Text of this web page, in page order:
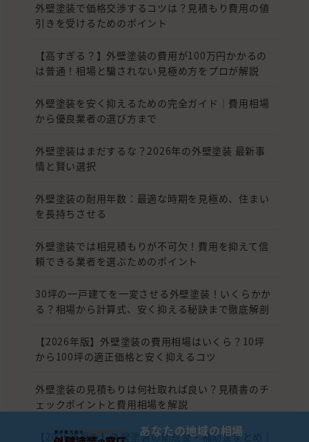
外壁塗装で価格交渉するコツは？見積もり費用の値
引きを受けるためのポイント
【高すぎる？】外壁塗装の費用が100万円かかるの
は普通！相場と騙されない見極め方をプロが解説
外壁塗装を安く抑えるための完全ガイド｜費用相場
から優良業者の選び方まで
外壁塗装はまだするな？2026年の外壁塗装 最新事
情と賢い選択
外壁塗装の耐用年数：最適な時期を見極め、住まい
を長持ちさせる
外壁塗装では相見積もりが不可欠！費用を抑えて信
頼できる業者を選ぶためのポイント
30坪の一戸建てを一変させる外壁塗装！いくらかか
る？相場から計算式、安く抑える秘訣まで徹底解剖
【2026年版】外壁塗装の費用相場はいくら？10坪
から100坪の適正価格と安く抑えるコツ
外壁塗装の見積もりは何社取れば良い？見積書のチ
ェックポイントと費用相場を解説
【2026年最新】外壁塗装の助成金・補助金まとめ｜
あなたの地域の相場